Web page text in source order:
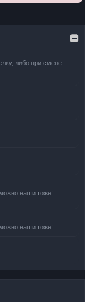
либо при смене
наши тоже!
наши тоже!